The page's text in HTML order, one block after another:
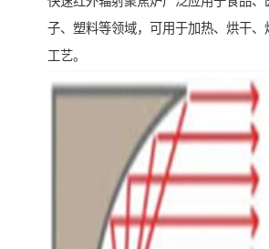
子、塑料等领域，可用于加热、烘干、
工艺。